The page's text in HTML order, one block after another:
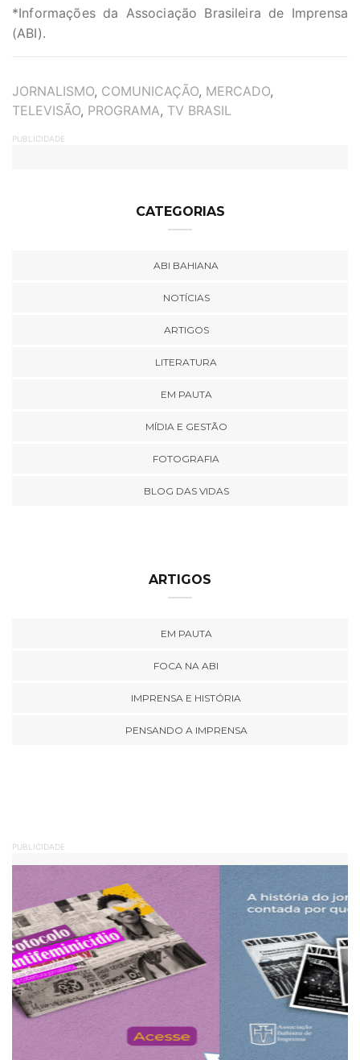
*Informações da Associação Brasileira de Imprensa
(ABI).
TAGS
JORNALISMO, COMUNICAÇÃO, MERCADO,
TELEVISÃO, PROGRAMA, TV BRASIL
PUBLICIDADE
CATEGORIAS
ABI BAHIANA
NOTÍCIAS
ARTIGOS
LITERATURA
EM PAUTA
MÍDIA E GESTÃO
FOTOGRAFIA
BLOG DAS VIDAS
ARTIGOS
EM PAUTA
FOCA NA ABI
IMPRENSA E HISTÓRIA
PENSANDO A IMPRENSA
PUBLICIDADE